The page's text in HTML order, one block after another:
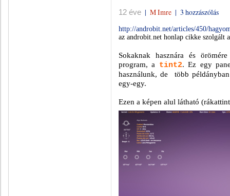
12 éve | M Imre | 3 hozzászólás
http://androbit.net/articles/450/
az androbit.net honlap cikke szolgált
Sokaknak hasznára és
program,a tint2. Ez egy
használunk, de több
egy-egy.
Ezen a képen alul látható